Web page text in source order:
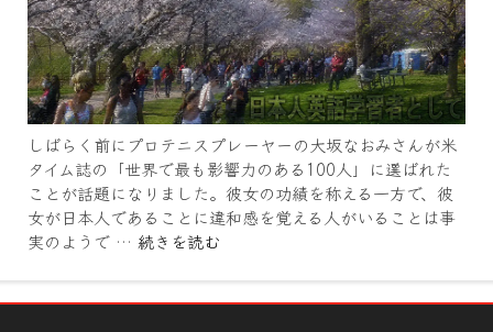
しばらく前にプロテニスプレーヤーの大坂なおみさんが米
タイム誌の「世界で最も影響力のある100人」に選ばれた
ことが話題になりました。彼女の功績を称える一方で、彼
女が日本人であることに違和感を覚える人がいることは事
実のようで … 続きを読む